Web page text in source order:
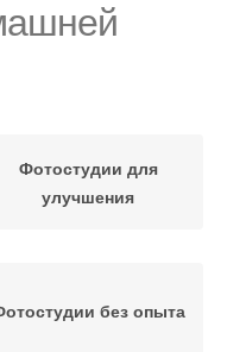
Фотостудии для
улучшения
без опыта